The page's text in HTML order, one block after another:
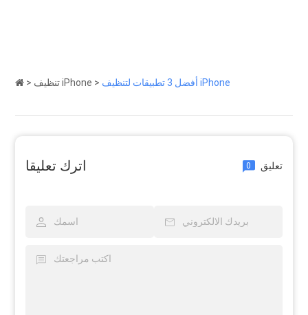
> تنظيف iPhone > أفضل 3 تطبيقات لتنظيف iPhone
اترك تعليقا 0 تعليق